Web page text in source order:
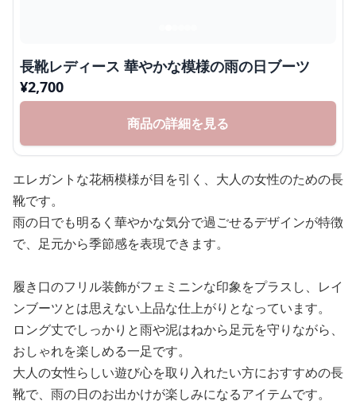
長靴レディース 華やかな模様の雨の日ブーツ
¥2,700
商品の詳細を見る
エレガントな花柄模様が目を引く、大人の女性のための長
靴です。
雨の日でも明るく華やかな気分で過ごせるデザインが特徴
で、足元から季節感を表現できます。
履き口のフリル装飾がフェミニンな印象をプラスし、レイ
ンブーツとは思えない上品な仕上がりとなっています。
ロング丈でしっかりと雨や泥はねから足元を守りながら、
おしゃれを楽しめる一足です。
大人の女性らしい遊び心を取り入れたい方におすすめの長
靴で、雨の日のお出かけが楽しみになるアイテムです。